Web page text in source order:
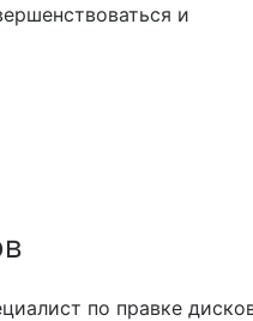
и
по правке